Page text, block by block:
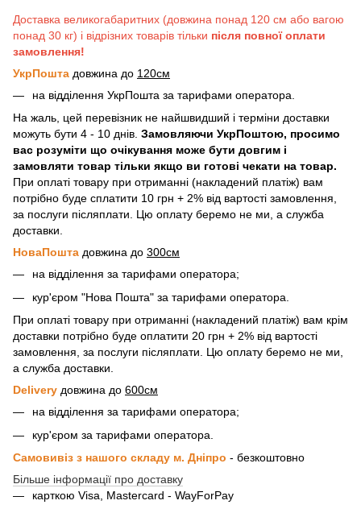
Доставка великогабаритних (довжина понад 120 см або вагою
понад 30 кг) і відрізних товарів тільки після повної оплати
замовлення!
УкрПошта довжина до 120см
на відділення УкрПошта за тарифами оператора.
На жаль, цей перевізник не найшвидший і терміни доставки
можуть бути 4 - 10 днів. Замовляючи УкрПоштою, просимо
вас розуміти що очікування може бути довгим і
замовляти товар тільки якщо ви готові чекати на товар.
При оплаті товару при отриманні (накладений платіж) вам
потрібно буде сплатити 10 грн + 2% від вартості замовлення,
за послуги післяплати. Цю оплату беремо не ми, а служба
доставки.
НоваПошта довжина до 300см
на відділення за тарифами оператора;
кур'єром "Нова Пошта" за тарифами оператора.
При оплаті товару при отриманні (накладений платіж) вам крім
доставки потрібно буде оплатити 20 грн + 2% від вартості
замовлення, за послуги післяплати. Цю оплату беремо не ми,
а служба доставки.
Delivery довжина до 600см
на відділення за тарифами оператора;
кур'єром за тарифами оператора.
Самовивіз з нашого складу м. Дніпро - безкоштовно
Більше інформації про доставку
карткою Visa, Mastercard - WayForPay